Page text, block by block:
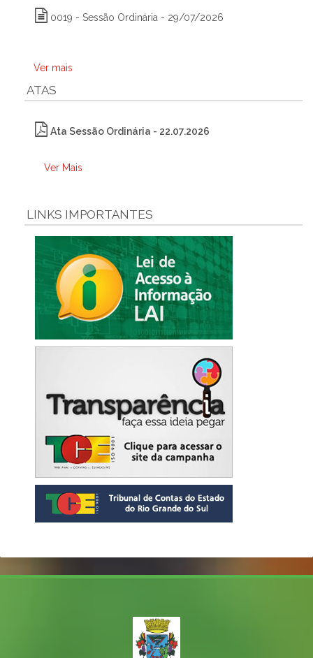
0019 - Sessão Ordinária - 29/07/2026
Ver mais
ATAS
Ata Sessão Ordinária - 22.07.2026
Ver Mais
LINKS IMPORTANTES